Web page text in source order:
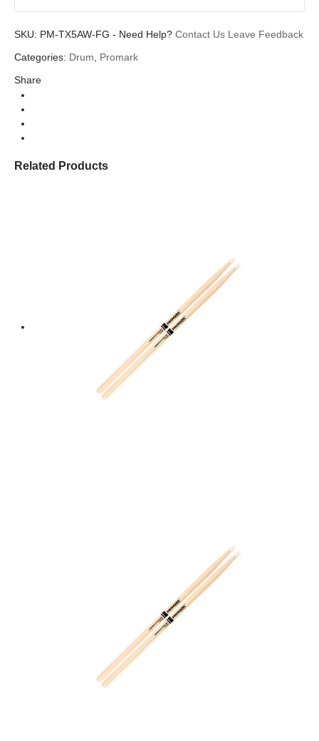
SKU: PM-TX5AW-FG - Need Help? Contact Us Leave Feedback
Categories: Drum, Promark
Share
Related Products